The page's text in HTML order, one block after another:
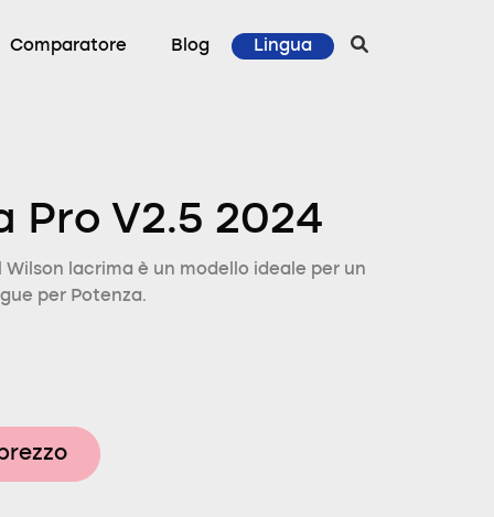
Comparatore Blog Lingua
Pro V2.5 2024
lacrima è un modello ideale per un
per Potenza.